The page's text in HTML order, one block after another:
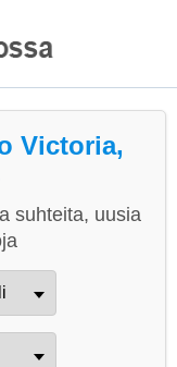
Victoria,
suhteita, uusia